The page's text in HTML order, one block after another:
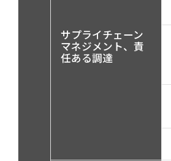
サプライチェーン
マネジメント、責
任ある調達